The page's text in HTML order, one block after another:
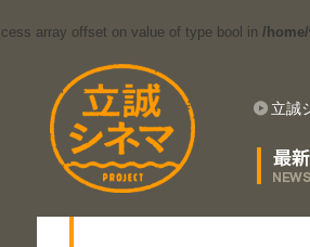
array offset on value of type bool in /
立誠